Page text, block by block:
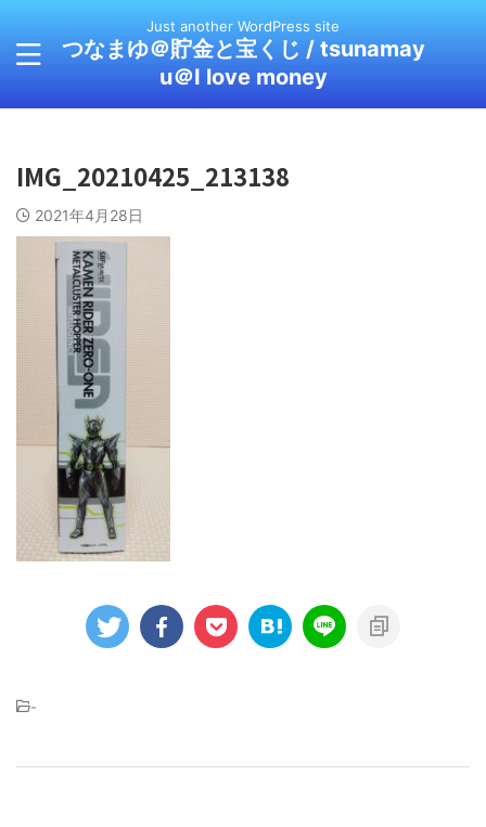
Just another WordPress site
つなまゆ＠貯金と宝くじ / tsunamay
u＠I love money
IMG_20210425_213138
2021年4月28日
-